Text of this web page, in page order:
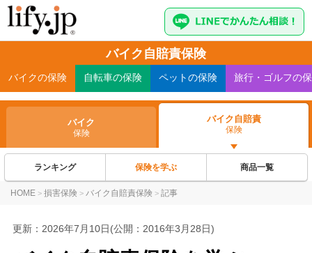
バイクの保険 自転車の保険 ペットの保険 旅行・ゴルフの
バイク
保険
バイク自賠責
保険
バイク自賠責保険
ランキング 保険を学ぶ 商品一覧
HOME > 損害保険 > バイク自賠責保険 > 記事
更新： 2026年7月10日(公開：2016年3月28日)